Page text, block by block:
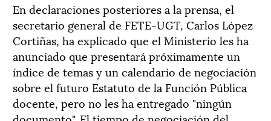
En declaraciones posteriores a la prensa, el
secretario general de FETE-UGT, Carlos López
Cortiñas, ha explicado que el Ministerio les ha
anunciado que presentará próximamente un
índice de temas y un calendario de negociación
sobre el futuro Estatuto de la Función Pública
docente, pero no les ha entregado "ningún